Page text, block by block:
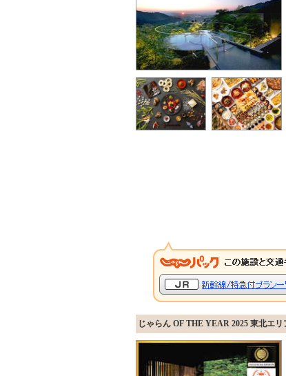
じゃらん OF THE YEAR 2025 東北エリ